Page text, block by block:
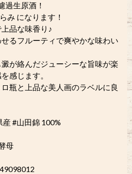
過生原酒！
み になります！
品な味香り♪
るフルーティで爽やかな味わい
が絡んだジューシーな旨味が楽
感じます。
瓶と上品な美人画のラベルに良
#山田錦 100%
母